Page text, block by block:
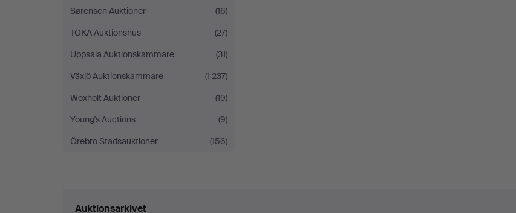
Sørensen Auktioner
(16)
TOKA Auktionshus
(27)
Uppsala Auktionskammare
(31)
Växjö Auktionskammare
(1 237)
Woxholt Auktioner
(19)
Young's Auctions
(9)
Örebro Stadsauktioner
(156)
Auktionsarkivet